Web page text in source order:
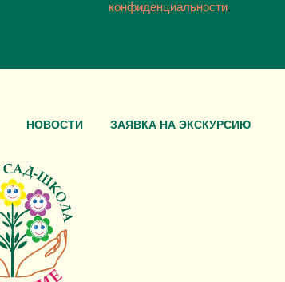
конфиденциальности.
НОВОСТИ ЗАЯВКА НА ЭКСКУРСИЮ